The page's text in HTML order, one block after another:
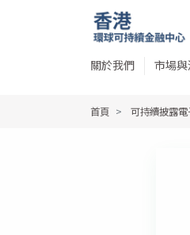
關於我們 市場
首頁 可持續披露